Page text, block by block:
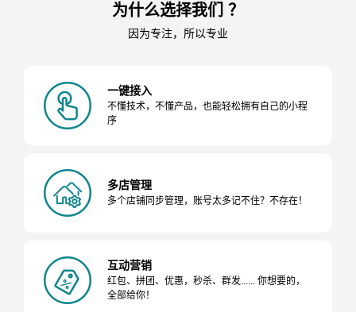
为什么选择我们 ？
因为专注，所以专业
一键接入
不懂技术，不懂产品，也能轻松拥有自己的小程
序
多店管理
多个店铺同步管理，账号太多记不住？不存在！
互动营销
红包、拼团、优惠，秒杀、群发...... 你想要的，
全部给你！